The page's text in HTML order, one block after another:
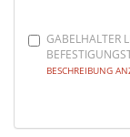
GABELHALTER
BESCHREIBUNG